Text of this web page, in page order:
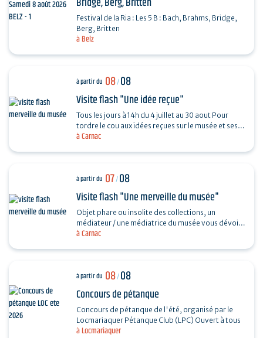
à Belz
Festival de la Ria : Les 5 B : Bach, Brahms, Bridge,
Berg, Britten
à Carnac
à partir du 08/08
Visite flash "Une idée reçue"
Tous les jours à 14h du 4 juillet au 30 aout Pour
tordre le cou aux idées reçues sur le musée et ses
collections, piochez au hasard une question et…
à Carnac
à partir du 07/08
Visite flash "Une merveille du musée"
Objet phare ou insolite des collections, un
médiateur / une médiatrice du musée vous dévoile
son histoire. Sans réservation. Durée 30…
à Locmariaquer
à partir du 08/08
Concours de pétanque
Concours de pétanque de l'été, organisé par le
Locmariaquer Pétanque Club (LPC) Ouvert à tous